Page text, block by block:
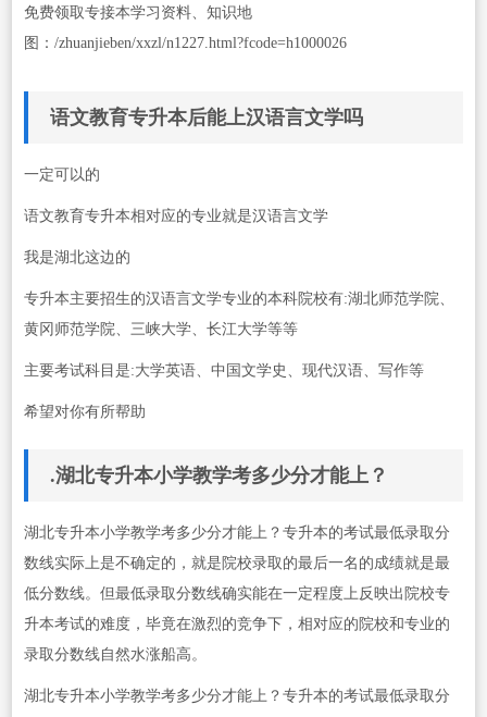
免费领取专接本学习资料、知识地
图：/zhuanjieben/xxzl/n1227.html?fcode=h1000026
语文教育专升本后能上汉语言文学吗
一定可以的
语文教育专升本相对应的专业就是汉语言文学
我是湖北这边的
专升本主要招生的汉语言文学专业的本科院校有:湖北师范学院、
黄冈师范学院、三峡大学、长江大学等等
主要考试科目是:大学英语、中国文学史、现代汉语、写作等
希望对你有所帮助
.湖北专升本小学教学考多少分才能上？
湖北专升本小学教学考多少分才能上？专升本的考试最低录取分
数线实际上是不确定的，就是院校录取的最后一名的成绩就是最
低分数线。但最低录取分数线确实能在一定程度上反映出院校专
升本考试的难度，毕竟在激烈的竞争下，相对应的院校和专业的
录取分数线自然水涨船高。
湖北专升本小学教学考多少分才能上？专升本的考试最低录取分